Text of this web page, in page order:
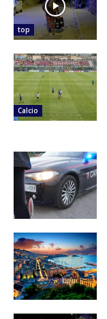
top
Calcio